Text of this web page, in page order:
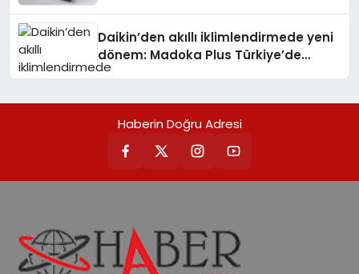
Daikin’den akıllı iklimlendirmede yeni
dönem: Madoka Plus Türkiye’de
Daikin’in kullanıcı dostu tasarımıyla
teknolojilerle donatılmış son modeli
VRV kontrol ünitesi Madoka Plus
Türkiye’de satışa sunuldu. Tam
dokunmatik ekranı, mobil uygulama
desteği ve akıllı sensör entegrasyonu
verimli hale getiriyor. Enerji
verimliliğini artırırken modern yaşam
alanlarında teknolojiyi estetik ile bulu
Haberin Doğru Adresi